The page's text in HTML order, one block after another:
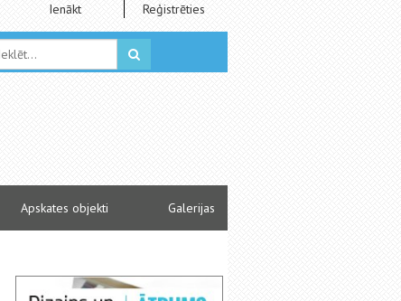
Ienākt Reģistrēties
Apskates objekti Galerijas